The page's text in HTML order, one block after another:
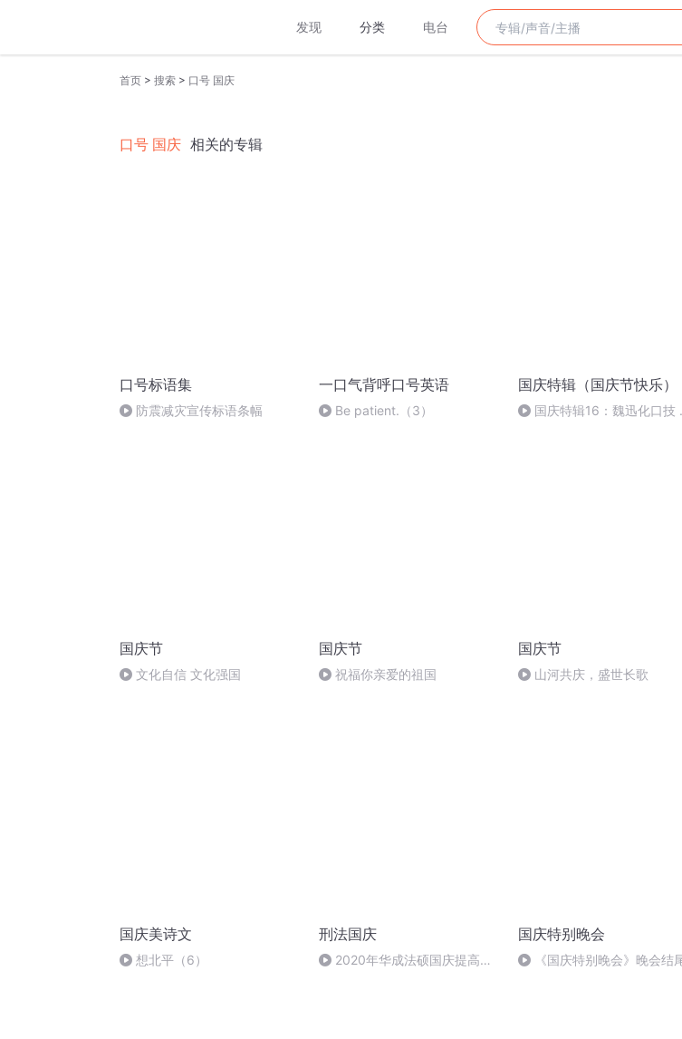
发现 分类 电台
首页 > 搜索 > 口号 国庆
口号 国庆 相关的专辑
口号标语集
防震减灾宣传标语条幅
一口气背呼口号英语
Be patient.（3）
国庆特辑（国庆节快乐）
国庆特辑16：魏迅化口技
国庆节
文化自信 文化强国
国庆节
祝福你亲爱的祖国
国庆节
山河共庆，盛世长歌
国庆美诗文
想北平（6）
刑法国庆
2020年华成法硕国庆提高班
国庆特别晚会
《国庆特别晚会》晚会结